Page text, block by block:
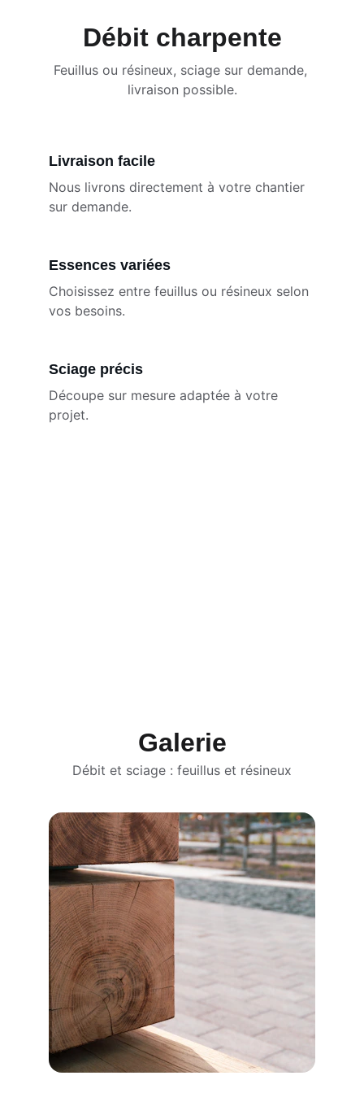
Débit charpente
Feuillus ou résineux, sciage sur demande,
livraison possible.
Essences variées
Choisissez entre feuillus ou résineux selon
vos besoins.
Sciage précis
Découpe sur mesure adaptée à votre
projet.
Livraison facile
Nous livrons directement à votre chantier
sur demande.
Galerie
Débit et sciage : feuillus et résineux